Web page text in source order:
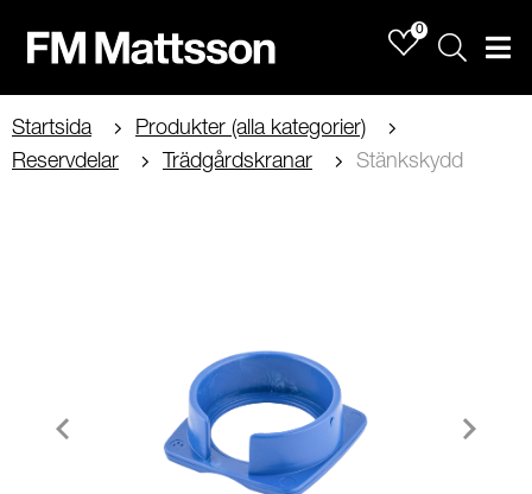
0
Sök
Startsida
Produkter (alla kategorier)
Reservdelar
Trädgårdskranar Stänkskydd